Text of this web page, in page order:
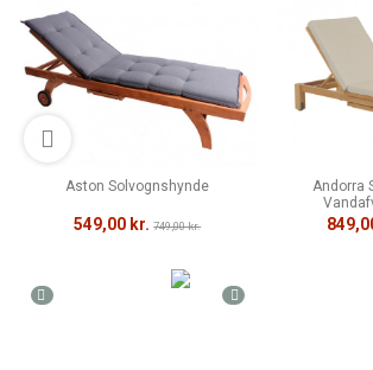
Aston Solvognshynde
549,00 kr. 749,00 kr.
Andorra